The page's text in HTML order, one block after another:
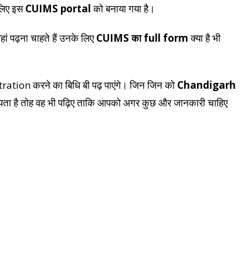
इसCUIMS portalको बनाया गया है।
पढ़ना चाहते हैं उनके लिएCUIMS का full formक्या है भी
करने का बिधि बी पढ़ पाएंगे। जिन जिन को Chandigarh
है तोह वह भी पढ़िए ताकि आपको अगर कुछ और जानकारी चाहिए